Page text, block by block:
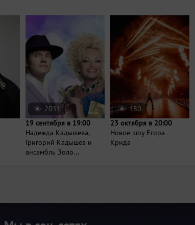
2031
19 сентября в 19:00
Надежда Кадышева,
Григорий Кадышев и
ансамбль Золо...
180
23 октября в 20:00
Новое шоу Егора
Крида